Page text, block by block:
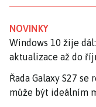
NOVINKY
Windows 10 žije
aktualizace až do
Řada Galaxy S27
může být ideálním